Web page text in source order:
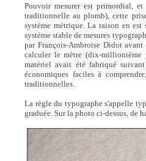
Pouvoir mesurer est primordial,
traditionnelle au plomb), cette
système métrique. La raison en
système stable de mesures
par François-Ambroise Didot
calculer le mètre (dix-millionième
matériel avait été fabriqué
économiques faciles à
traditionnelles.
La règle du typographe s'appelle
graduée. Sur la photo ci-dessus, de